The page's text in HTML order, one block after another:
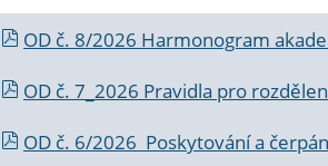
OD č. 8/2026 Harmonogram
OD č. 7_2026 Pravidla pro
OD č. 6/2026 Poskytování a